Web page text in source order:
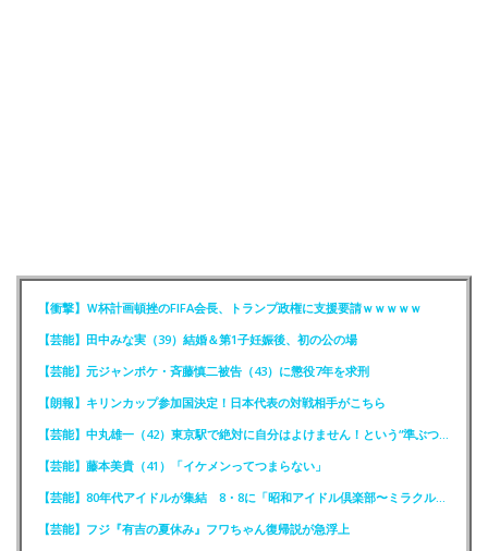
【衝撃】Ｗ杯計画頓挫のFIFA会長、トランプ政権に支援要請ｗｗｗｗｗ
【芸能】田中みな実（39）結婚＆第1子妊娠後、初の公の場
【芸能】元ジャンポケ・斉藤慎二被告（43）に懲役7年を求刑
【朗報】キリンカップ参加国決定！日本代表の対戦相手がこちら
【芸能】中丸雄一（42）東京駅で絶対に自分はよけません！という“準ぶつかりおじさん”に遭遇
【芸能】藤本美貴（41）「イケメンってつまらない」
【芸能】80年代アイドルが集結 8・8に「昭和アイドル倶楽部〜ミラクル同窓会〜」を開催
【芸能】フジ『有吉の夏休み』フワちゃん復帰説が急浮上